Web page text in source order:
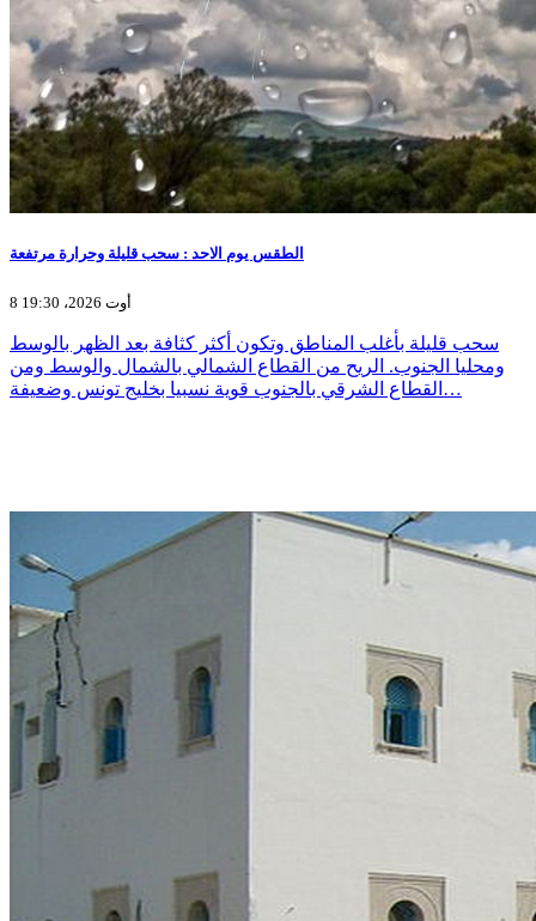
الطقس يوم الاحد : سحب قليلة وحرارة مرتفعة
8 أوت 2026، 19:30
سحب قليلة بأغلب المناطق وتكون أكثر كثافة بعد الظهر بالوسط
ومحليا الجنوب. الريح من القطاع الشمالي بالشمال والوسط ومن
القطاع الشرقي بالجنوب قوية نسبيا بخليج تونس وضعيفة…